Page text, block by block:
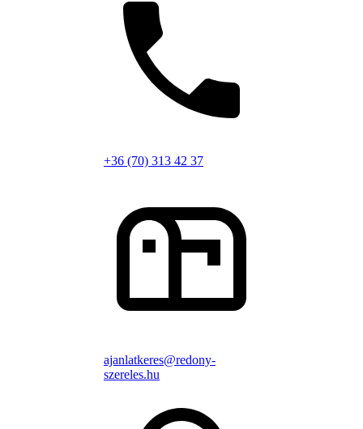
+36 (70) 313 42 37
ajanlatkeres@redony-
szereles.hu